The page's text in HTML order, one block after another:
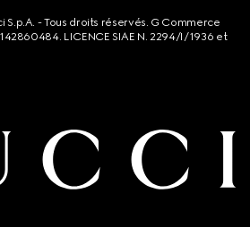
S.p.A. - Tous droits réservés. G Commerce
LICENCE SIAE N. 2294/I/1936 et